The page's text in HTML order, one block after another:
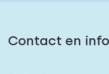
Contact en